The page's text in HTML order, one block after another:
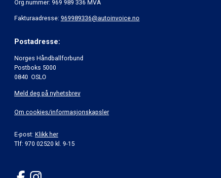
Org.nummer: 969 989 336 MVA
Fakturaadresse: 969989336@autoinvoice.no
Postadresse:
Norges Håndballforbund
Postboks 5000
0840 OSLO
Meld deg på nyhetsbrev
Om cookies/informasjonskapsler
E-post: Klikk her
Tlf: 970 02520 kl. 9-15